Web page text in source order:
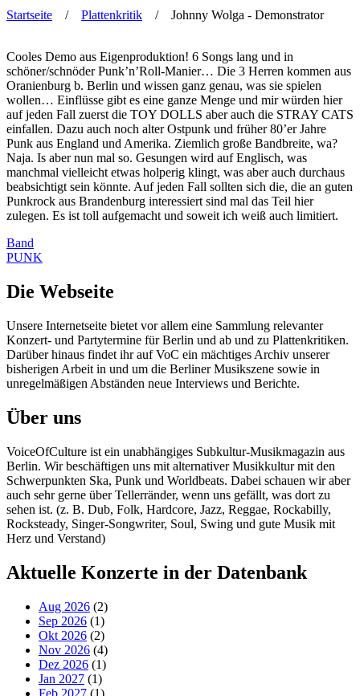
Startseite / Plattenkritik / Johnny Wolga - Demonstrator
Cooles Demo aus Eigenproduktion! 6 Songs lang und in
schöner/schnöder Punk’n’Roll-Manier… Die 3 Herren kommen aus
Oranienburg b. Berlin und wissen ganz genau, was sie spielen
wollen… Einflüsse gibt es eine ganze Menge und mir würden hier
auf jeden Fall zuerst die TOY DOLLS aber auch die STRAY CATS
einfallen. Dazu auch noch alter Ostpunk und früher 80’er Jahre
Punk aus England und Amerika. Ziemlich große Bandbreite, wa?
Naja. Is aber nun mal so. Gesungen wird auf Englisch, was
manchmal vielleicht etwas holperig klingt, was aber auch durchaus
beabsichtigt sein könnte. Auf jeden Fall sollten sich die, die an guten
Punkrock aus Brandenburg interessiert sind mal das Teil hier
zulegen. Es ist toll aufgemacht und soweit ich weiß auch limitiert.
Band
PUNK
Die Webseite
Unsere Internetseite bietet vor allem eine Sammlung relevanter
Konzert- und Partytermine für Berlin und ab und zu Plattenkritiken.
Darüber hinaus findet ihr auf VoC ein mächtiges Archiv unserer
bisherigen Arbeit in und um die Berliner Musikszene sowie in
unregelmäßigen Abständen neue Interviews und Berichte.
Über uns
VoiceOfCulture ist ein unabhängiges Subkultur-Musikmagazin aus
Berlin. Wir beschäftigen uns mit alternativer Musikkultur mit den
Schwerpunkten Ska, Punk und Worldbeats. Dabei schauen wir aber
auch sehr gerne über Tellerränder, wenn uns gefällt, was dort zu
sehen ist. (z. B. Dub, Folk, Hardcore, Jazz, Reggae, Rockabilly,
Rocksteady, Singer-Songwriter, Soul, Swing und gute Musik mit
Herz und Verstand)
Aktuelle Konzerte in der Datenbank
Aug 2026 (2)
Sep 2026 (1)
Okt 2026 (2)
Nov 2026 (4)
Dez 2026 (1)
Jan 2027 (1)
Feb 2027 (1)